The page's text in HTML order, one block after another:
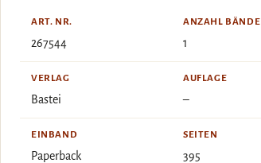
ART. NR.
267544
ANZAHL BÄNDE
1
VERLAG
Bastei
AUFLAGE
–
EINBAND
Paperback
SEITEN
395